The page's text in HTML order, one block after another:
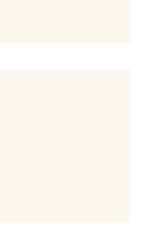
de
a través